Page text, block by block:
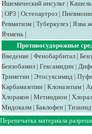
Ишемический инсульт | Кашель
| ОРЗ | Остеоартроз |
Ревматизм | Туберкулез | Язва
Ячмень |
Противосудорожные
Введение | Фенобарбитал |
Бензобамил | Гексамидин |
Триметин | Этосуксимид |
Карбамазепин | Клоназепам |
Хлоракон | Метиндион |
Мидокалм | Баклофен |
Перепечатка материала